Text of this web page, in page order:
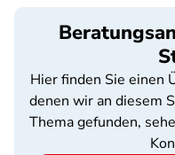
Hier finden Sie einen
denen wir an diesem
Thema gefunden,